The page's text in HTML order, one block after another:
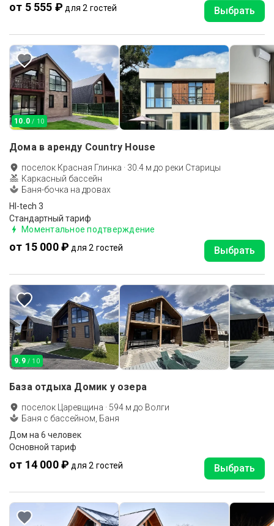
от 5 555 ₽ для 2 гостей Выбрать
10.0 / 10
Дома в аренду Country House
поселок Красная Глинка · 30.4 м до реки Старицы
Каркасный бассейн
Баня-бочка на дровах
HI-tech 3
Стандартный тариф
Моментальное подтверждение
от 15 000 ₽ для 2 гостей Выбрать
9.9 / 10
База отдыха Домик у озера
поселок Царевщина · 594 м до Волги
Баня с бассейном, Баня
Дом на 6 человек
Основной тариф
от 14 000 ₽ для 2 гостей Выбрать